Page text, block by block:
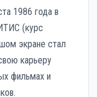
1986 года в
(курс
экране стал
карьеру
фильмах и